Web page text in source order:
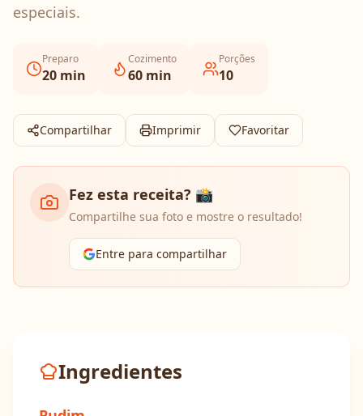
especiais.
Preparo
20 min
Cozimento
60 min
Porções
10
Compartilhar Imprimir Favoritar
Fez esta receita? 📸
Compartilhe sua foto e mostre o resultado!
Entre para compartilhar
Ingredientes